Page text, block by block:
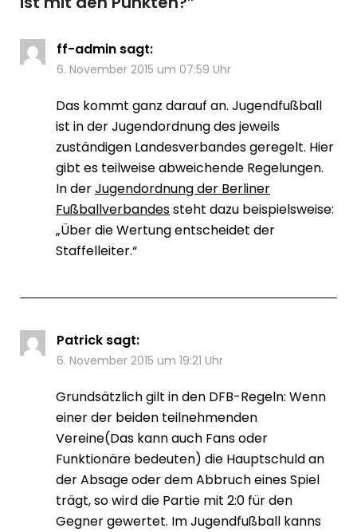
ff-admin sagt:
6. November 2015 um 07:59 Uhr
Das kommt ganz darauf an. Jugendfußball
ist in der Jugendordnung des jeweils
zuständigen Landesverbandes geregelt. Hier
gibt es teilweise abweichende Regelungen.
In derJugendordnung der Berliner
Fußballverbandessteht dazu beispielsweise:
„Über die Wertung entscheidet der
Staffelleiter.“
Patrick sagt:
6. November 2015 um 19:21 Uhr
Grundsätzlich gilt in den DFB-Regeln: Wenn
einer der beiden teilnehmenden
Vereine(Das kann auch Fans oder
Funktionäre bedeuten) die Hauptschuld an
der Absage oder dem Abbruch eines Spiel
trägt, so wird die Partie mit 2:0 für den
Gegner gewertet. Im Jugendfußball kanns